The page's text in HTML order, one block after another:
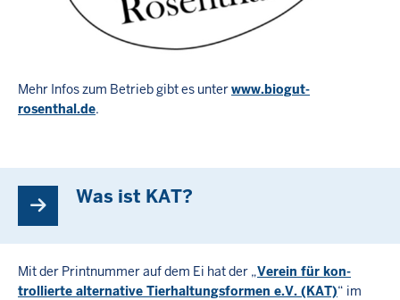
Mehr Infos zum Betrieb gibt es unterwww.biogut-
rosenthal.de.
Was ist KAT?
Mit der Printnummer auf dem Ei hat der „Verein für kon­
trollierte alter­native Tier­haltungs­formen e.V. (KAT)“ im